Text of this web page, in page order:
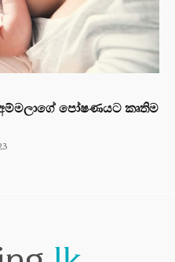
පෝෂණයට කෘතිම